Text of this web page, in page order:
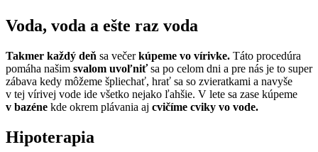
Voda, voda a ešte raz voda
Takmer každý deň sa večerkúpeme vo vírivke. Táto procedúra
pomáha našim svalom uvoľniťsa po celom dni a pre nás je to super
zábava kedy môžeme špliechať, hrať sa so zvieratkami a navyše
v tej vírivej vode ide všetko nejako ľahšie. V lete sa zase kúpeme
v bazéne kde okrem plávania aj cvičíme cviky vo vode.
Hipoterapia